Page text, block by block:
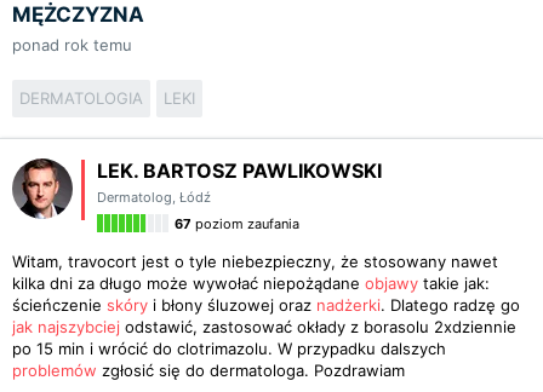
MĘŻCZYZNA
ponad rok temu
DERMATOLOGIA LEKI
LEK. BARTOSZ PAWLIKOWSKI
Dermatolog, Łódź
67 poziom zaufania
Witam, travocort jest o tyle niebezpieczny, że stosowany nawet
kilka dni za długo może wywołać niepożądane objawy takie jak:
ścieńczenie skóry i błony śluzowej oraz nadżerki. Dlatego radzę go
jak najszybciej odstawić, zastosować okłady z borasolu 2xdziennie
po 15 min i wrócić do clotrimazolu. W przypadku dalszych
problemów zgłosić się do dermatologa. Pozdrawiam